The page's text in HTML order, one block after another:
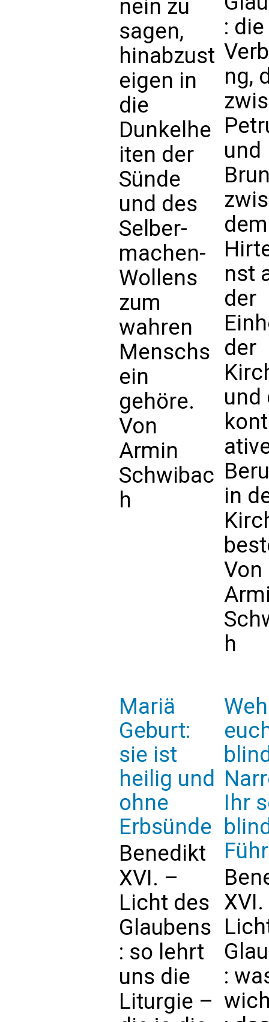
nein zu
sagen,
hinabzust
eigen in
die
Dunkelhe
iten der
Sünde
und des
Selber-
machen-
Wollens
zum
wahren
Menschs
ein
gehöre.
Von
Armin
Schwibac
h
:
ng,
und
dem
nst
der
der
und
in
Von
h
Mariä
Geburt:
sie ist
heilig und
ohne
Erbsünde
Benedikt
XVI. –
Licht des
Glaubens
: so lehrt
uns die
Liturgie –
Weh
Ihr
: